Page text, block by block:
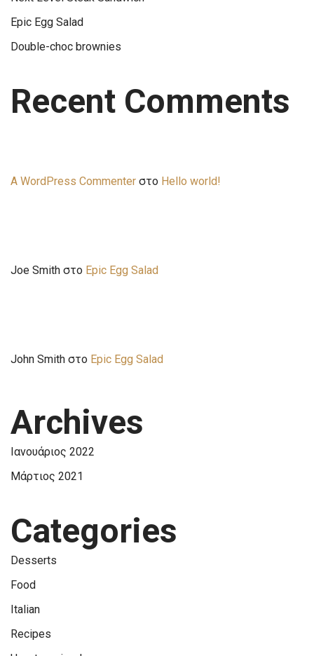
Epic Egg Salad
Double-choc brownies
Recent Comments
A WordPress Commenter στο Hello world!
Joe Smith στο Epic Egg Salad
John Smith στο Epic Egg Salad
Archives
Ιανουάριος 2022
Μάρτιος 2021
Categories
Desserts
Food
Italian
Recipes